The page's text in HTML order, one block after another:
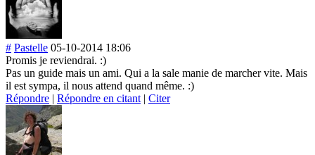
# Pastelle 05-10-2014 18:06
Promis je reviendrai. :)
Pas un guide mais un ami. Qui a la sale manie de marcher vite. Mais
il est sympa, il nous attend quand même. :)
Répondre | Répondre en citant | Citer